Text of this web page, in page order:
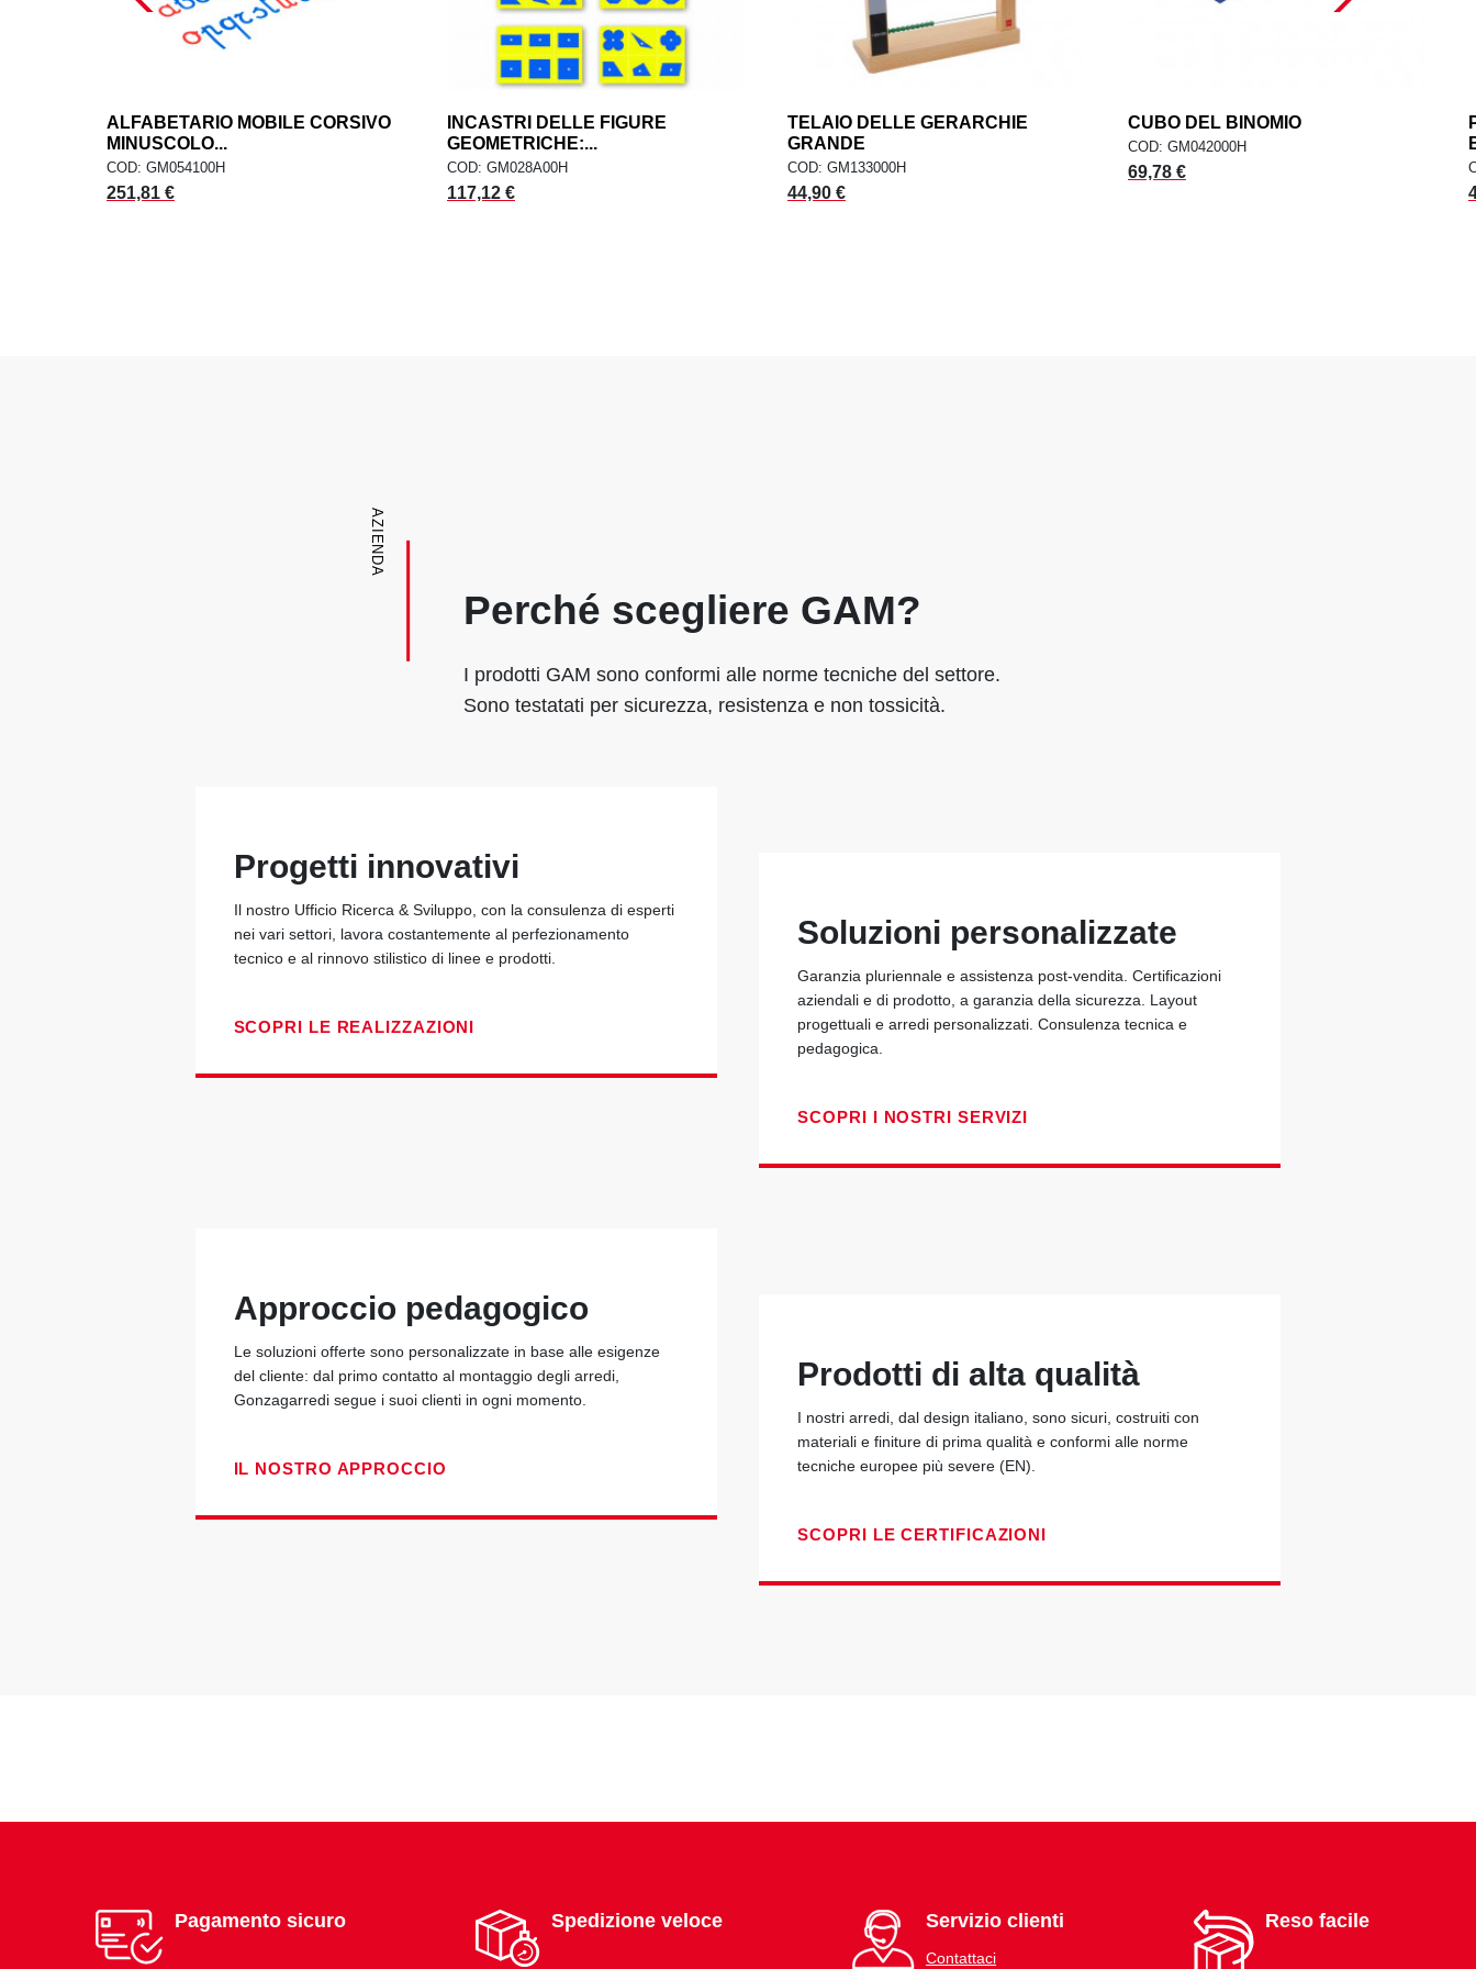
AGGIUNGI AL CARRELLOadd
ALFABETARIO MOBILE CORSIVO
MINUSCOLO...
COD: GM054100H
251,81 €
AGGIUNGI AL CARRELLO
INCASTRI DELLE FIGURE
GEOMETRICHE:...
COD: GM028A00H
117,12 €
AGGIUNGI AL CARRELLOadd
TELAIO DELLE GERARCHIE
GRANDE
COD: GM133000H
44,90 €
AGGIUNGI AL CARRELLO
CUBO DEL BINOMIO
COD: GM042000H
69,78 €
AZIENDA
Perché scegliere GAM?
I prodotti GAM sono conformi alle norme tecniche del settore.
Sono testatati per sicurezza, resistenza e non tossicità.
Progetti innovativi
Il nostro Ufficio Ricerca & Sviluppo, con la consulenza di esperti
nei vari settori, lavora costantemente al perfezionamento
tecnico e al rinnovo stilistico di linee e prodotti.
SCOPRI LE REALIZZAZIONI
Soluzioni personalizzate
Garanzia pluriennale e assistenza post-vendita. Certificazioni
aziendali e di prodotto, a garanzia della sicurezza. Layout
progettuali e arredi personalizzati. Consulenza tecnica e
pedagogica.
SCOPRI I NOSTRI SERVIZI
Approccio pedagogico
Le soluzioni offerte sono personalizzate in base alle esigenze
del cliente: dal primo contatto al montaggio degli arredi,
Gonzagarredi segue i suoi clienti in ogni momento.
IL NOSTRO APPROCCIO
Prodotti di alta qualità
I nostri arredi, dal design italiano, sono sicuri, costruiti con
materiali e finiture di prima qualità e conformi alle norme
tecniche europee più severe (EN).
SCOPRI LE CERTIFICAZIONI
Pagamento sicuro Spedizione veloce Servizio clienti
Contattaci
Reso facile